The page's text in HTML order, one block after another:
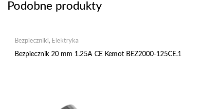
Podobne produkty
Bezpieczniki, Elektryka
Bezpiecznik 20 mm 1.25A CE Kemot BEZ2000-125CE.1